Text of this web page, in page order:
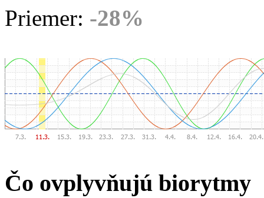
Priemer: -28%
Čo ovplyvňujú biorytmy